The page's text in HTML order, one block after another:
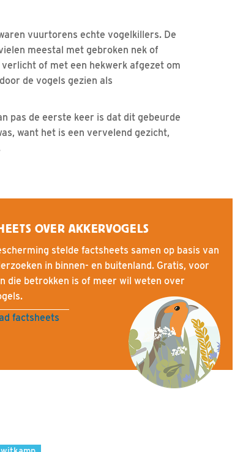
vuurtorens echte vogelkillers. De
meestal met gebroken nek of
of met een hekwerk afgezet om
de vogels gezien als
pas de eerste keer is dat dit gebeurde
want het is een vervelend gezicht,
OVER AKKERVOGELS
stelde factsheets samen op basis van
in binnen- en buitenland. Gratis, voor
die betrokken is of meer wil weten over
factsheets